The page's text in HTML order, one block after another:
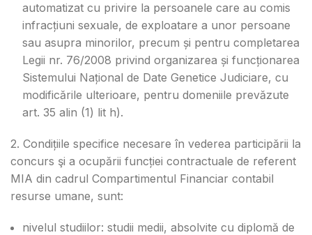
automatizat cu privire la persoanele care au comis
infracțiuni sexuale, de exploatare a unor persoane
sau asupra minorilor, precum și pentru completarea
Legii nr. 76/2008 privind organizarea și funcționarea
Sistemului Național de Date Genetice Judiciare, cu
modificările ulterioare, pentru domeniile prevăzute
art. 35 alin (1) lit h).
2. Condițiile specifice necesare în vederea participării la
concurs şi a ocupării funcției contractuale de referent
MIA din cadrul Compartimentul Financiar contabil
resurse umane, sunt:
nivelul studiilor: studii medii, absolvite cu diplomă de